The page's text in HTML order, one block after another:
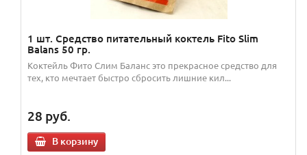
1 шт. Средство питательный коктель Fito Slim
Balans 50 гр.
Коктейль Фито Слим Баланс это прекрасное средство для
тех, кто мечтает быстро сбросить лишние кил...
28 руб.
В корзину